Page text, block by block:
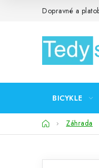
Dopravné a
BICYKLE
DomovZáhrada